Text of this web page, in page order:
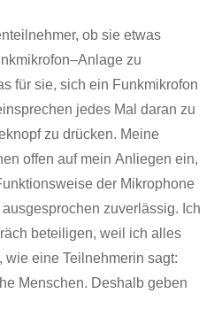
ob sie etwas
zu
für sie, sich ein Funkmikrofon
jedes Mal daran zu
zu drücken. Meine
offen auf mein Anliegen ein,
der Mikrophone
zuverlässig. Ich
beteiligen, weil ich alles
wie eine Teilnehmerin sagt:
Menschen. Deshalb geben